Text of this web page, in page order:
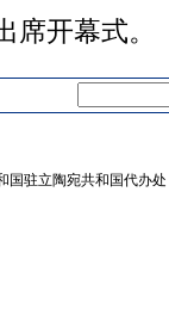
席开幕式。
国驻立陶宛共和国代办处